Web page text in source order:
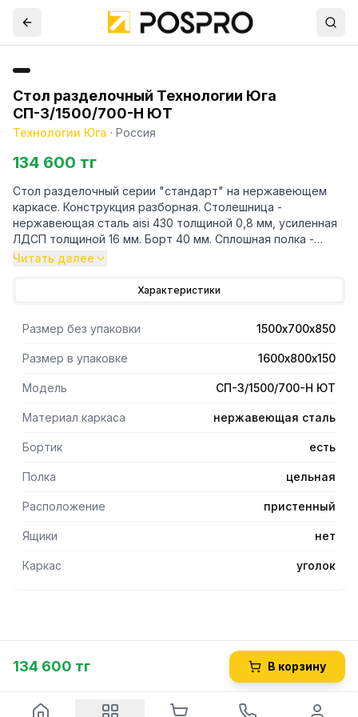
Стол разделочный Технологии Юга
СП-3/1500/700-Н ЮТ
Технологии Юга · Россия
134 600 тг
Стол разделочный серии "стандарт" на нержавеющем
каркасе. Конструкция разборная. Столешница -
нержавеющая сталь aisi 430 толщиной 0,8 мм, усиленная
ЛДСП толщиной 16 мм. Борт 40 мм. Сплошная полка -
нержавеющая сталь толщиной 0,8 мм. Каркас - уголок
Читать далее
Характеристики
Размер без упаковки 1500х700х850
Размер в упаковке 1600х800х150
Модель СП-3/1500/700-Н ЮТ
Материал каркаса нержавеющая сталь
Бортик есть
Полка цельная
Расположение пристенный
Ящики нет
Каркас уголок
134 600 тг В корзину